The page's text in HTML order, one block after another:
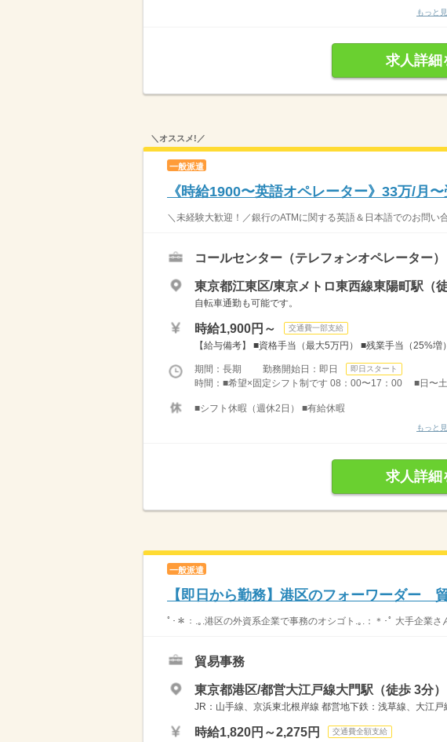
もっと
求人詳細
＼オススメ!／
一般派遣
《時給1900〜英語オペレーター》33万/月
＼未経験大歓迎！／銀行のATMに関する英語＆日本語でのお問
コールセンター（テレフォンオペレーター）
東京都江東区/東京メトロ東西線東陽町駅（徒
自転車通勤も可能です。
時給1,900円～ 交通費一部支給
【給与備考】 ■資格手当（最大5万円） ■残業手当（25%
期間：長期 勤務開始日：即日 即日スタート
時間：■希望×固定シフト制です 08：00〜17：00 ■日〜
■シフト休暇（週休2日） ■有給休暇
もっと
求人詳細
一般派遣
【即日から勤務】港区のフォーワーダー
ﾟ･＊：.｡.港区の外資系企業で事務のオシゴト.｡.：＊･ﾟ 大手企業
貿易事務
東京都港区/都営大江戸線大門駅（徒歩 3分）
JR：山手線、京浜東北根岸線 都営地下鉄：浅草線、大江戸
時給1,820円～2,275円 交通費全額支給